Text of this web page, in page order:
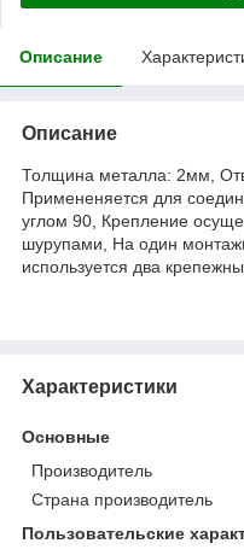
Описание
Описание
Толщина металла: 2мм,
Примененяется для
углом 90, Крепление
шурупами, На один
используется два
Характеристики
Основные
Производитель
Страна производитель
Пользовательские